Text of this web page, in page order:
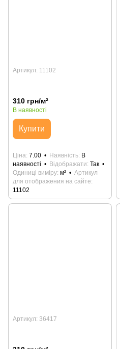
Артикул: 11102
310 грн/м²
В наявності
Купити
Ціна 7.00 Наявність В
наявності
Відображати Так
Одиниці виміру м²
Артикул
для отображения на сайте
11102
Артикул: 36417